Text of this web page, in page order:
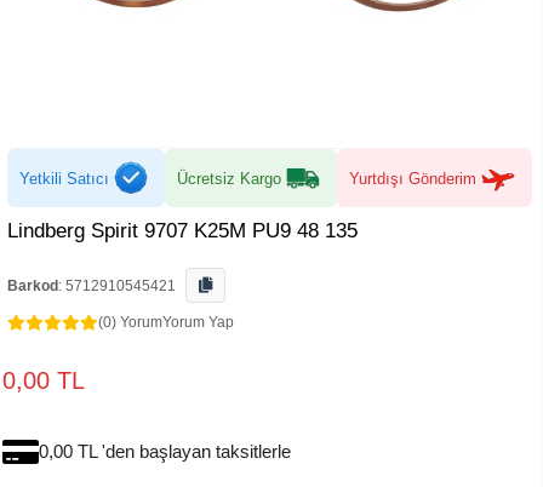
Yetkili Satıcı Ücretsiz Kargo Yurtdışı Gönderim
Lindberg Spirit 9707 K25M PU9 48 135
Barkod : 5712910545421
(0) YorumYorum Yap
0,00 TL
0,00 TL 'den başlayan taksitlerle